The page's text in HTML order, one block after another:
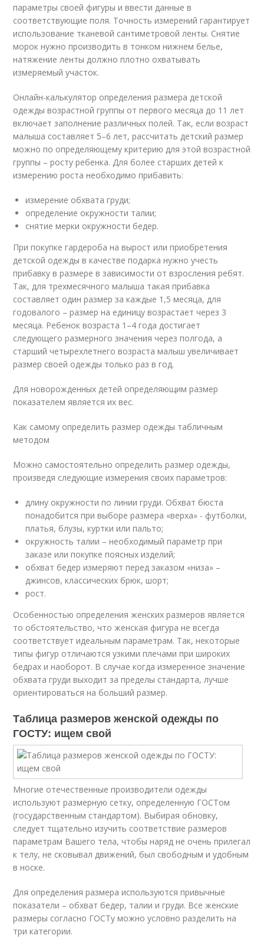
параметры своей фигуры и ввести данные в
соответствующие поля. Точность измерений гарантирует
использование тканевой сантиметровой ленты. Снятие
морок нужно производить в тонком нижнем белье,
натяжение ленты должно плотно охватывать
измеряемый участок.
Онлайн-калькулятор определения размера детской
одежды возрастной группы от первого месяца до 11 лет
включает заполнение различных полей. Так, если возраст
малыша составляет 5–6 лет, рассчитать детский размер
можно по определяющему критерию для этой возрастной
группы – росту ребенка. Для более старших детей к
измерению роста необходимо прибавить:
измерение обхвата груди;
определение окружности талии;
снятие мерки окружности бедер.
При покупке гардероба на вырост или приобретения
детской одежды в качестве подарка нужно учесть
прибавку в размере в зависимости от взросления ребят.
Так, для трехмесячного малыша такая прибавка
составляет один размер за каждые 1,5 месяца, для
годовалого – размер на единицу возрастает через 3
месяца. Ребенок возраста 1–4 года достигает
следующего размерного значения через полгода, а
старший четырехлетнего возраста малыш увеличивает
размер своей одежды только раз в год.
Для новорожденных детей определяющим размер
показателем является их вес.
Как самому определить размер одежды табличным
методом
Можно самостоятельно определить размер одежды,
произведя следующие измерения своих параметров:
длину окружности по линии груди. Обхват бюста
понадобится при выборе размера «верха» - футболки,
платья, блузы, куртки или пальто;
окружность талии – необходимый параметр при
заказе или покупке поясных изделий;
обхват бедер измеряют перед заказом «низа» –
джинсов, классических брюк, шорт;
рост.
Особенностью определения женских размеров является
то обстоятельство, что женская фигура не всегда
соответствует идеальным параметрам. Так, некоторые
типы фигур отличаются узкими плечами при широких
бедрах и наоборот. В случае когда измеренное значение
обхвата груди выходит за пределы стандарта, лучше
ориентироваться на больший размер.
Таблица размеров женской одежды по
ГОСТУ: ищем свой
Многие отечественные производители одежды
используют размерную сетку, определенную ГОСТом
(государственным стандартом). Выбирая обновку,
следует тщательно изучить соответствие размеров
параметрам Вашего тела, чтобы наряд не очень прилегал
к телу, не сковывал движений, был свободным и удобным
в носке.
Для определения размера используются привычные
показатели – обхват бедер, талии и груди. Все женские
размеры согласно ГОСТу можно условно разделить на
три категории.